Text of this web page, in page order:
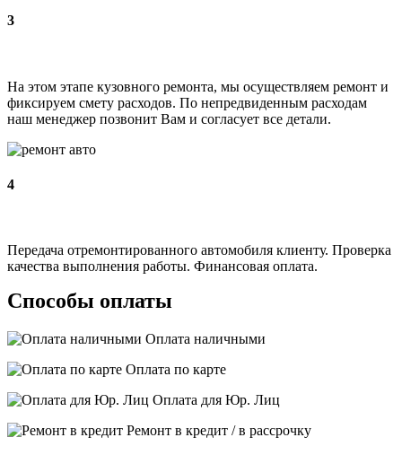
3
На этом этапе кузовного ремонта, мы осуществляем ремонт и
фиксируем смету расходов. По непредвиденным расходам
наш менеджер позвонит Вам и согласует все детали.
4
Передача отремонтированного автомобиля клиенту. Проверка
качества выполнения работы. Финансовая оплата.
Способы оплаты
Оплата наличными
Оплата по карте
Оплата для Юр. Лиц
Ремонт в кредит / в рассрочку